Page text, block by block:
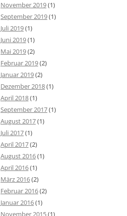
November 2019(1)
September 2019(1)
Juli 2019(1)
Juni 2019(1)
Mai 2019(2)
Februar 2019(2)
Januar 2019(2)
Dezember 2018(1)
April 2018(1)
September 2017(1)
August 2017(1)
Juli 2017(1)
April 2017(2)
August 2016(1)
April 2016(1)
März 2016(2)
Februar 2016(2)
Januar 2016(1)
November 2015(1)